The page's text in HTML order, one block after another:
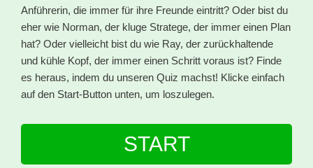
Anführerin, die immer für ihre Freunde eintritt? Oder bist du
eher wie Norman, der kluge Stratege, der immer einen Plan
hat? Oder vielleicht bist du wie Ray, der zurückhaltende
und kühle Kopf, der immer einen Schritt voraus ist? Finde
es heraus, indem du unseren Quiz machst! Klicke einfach
auf den Start-Button unten, um loszulegen.
START